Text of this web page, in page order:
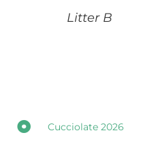
Litter B
Cucciolate 2026